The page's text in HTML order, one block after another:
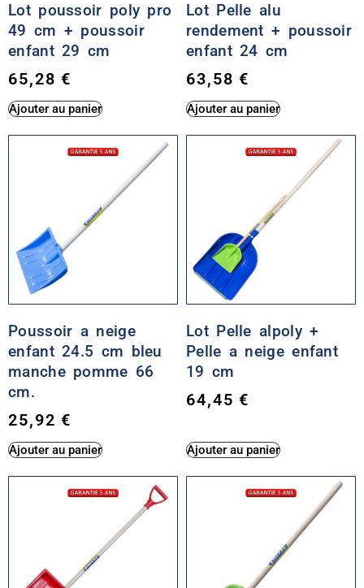
Lot poussoir poly pro
49 cm + poussoir
enfant 29 cm
65,28€
Ajouter au panier
Lot Pelle alu
rendement + poussoir
enfant 24 cm
63,58€
Ajouter au panier
Poussoir a neige
enfant 24.5 cm bleu
manche pomme 66
cm.
25,92€
Ajouter au panier
Lot Pelle alpoly +
Pelle a neige enfant
19 cm
64,45€
Ajouter au panier